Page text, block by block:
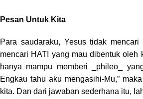
Pesan Untuk Kita
Para saudaraku, Yesus tidak
mencari HATI yang mau dibentuk oleh
hanya mampu memberi _phileo_
Engkau tahu aku mengasihi-Mu,”
kita. Dan dari jawaban sederhana itu,